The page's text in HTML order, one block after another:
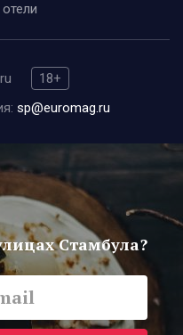
отели
18+
sp@euromag.ru
Стамбула?